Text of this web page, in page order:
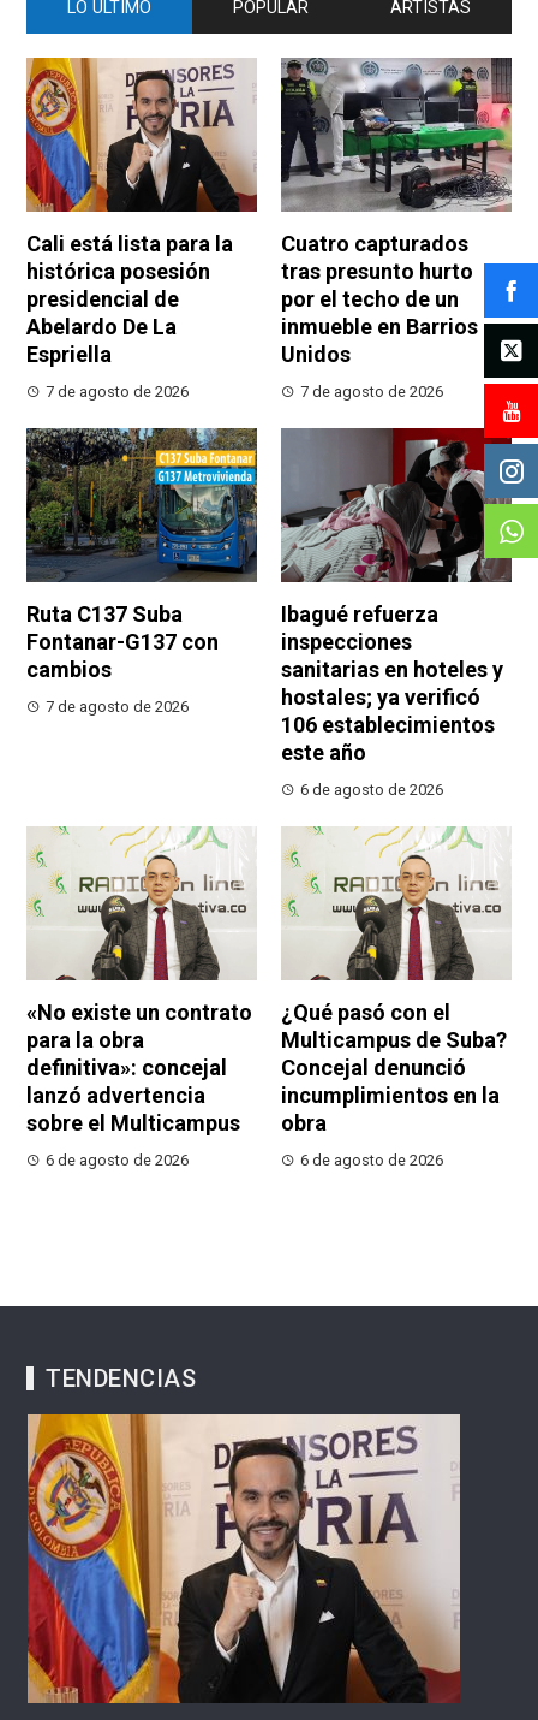
LO ÚLTIMO POPULAR ARTISTAS
Cali está lista para la
histórica posesión
presidencial de
Abelardo De La
Espriella
7 de agosto de 2026
Cuatro capturados
tras presunto hurto
por el techo de un
inmueble en Barrios
Unidos
7 de agosto de 2026
Ruta C137 Suba
Fontanar-G137 con
cambios
7 de agosto de 2026
Ibagué refuerza
inspecciones
sanitarias en hoteles y
hostales; ya verificó
106 establecimientos
este año
6 de agosto de 2026
«No existe un contrato
para la obra
definitiva»: concejal
lanzó advertencia
sobre el Multicampus
6 de agosto de 2026
¿Qué pasó con el
Multicampus de Suba?
Concejal denunció
incumplimientos en la
obra
6 de agosto de 2026
TENDENCIAS